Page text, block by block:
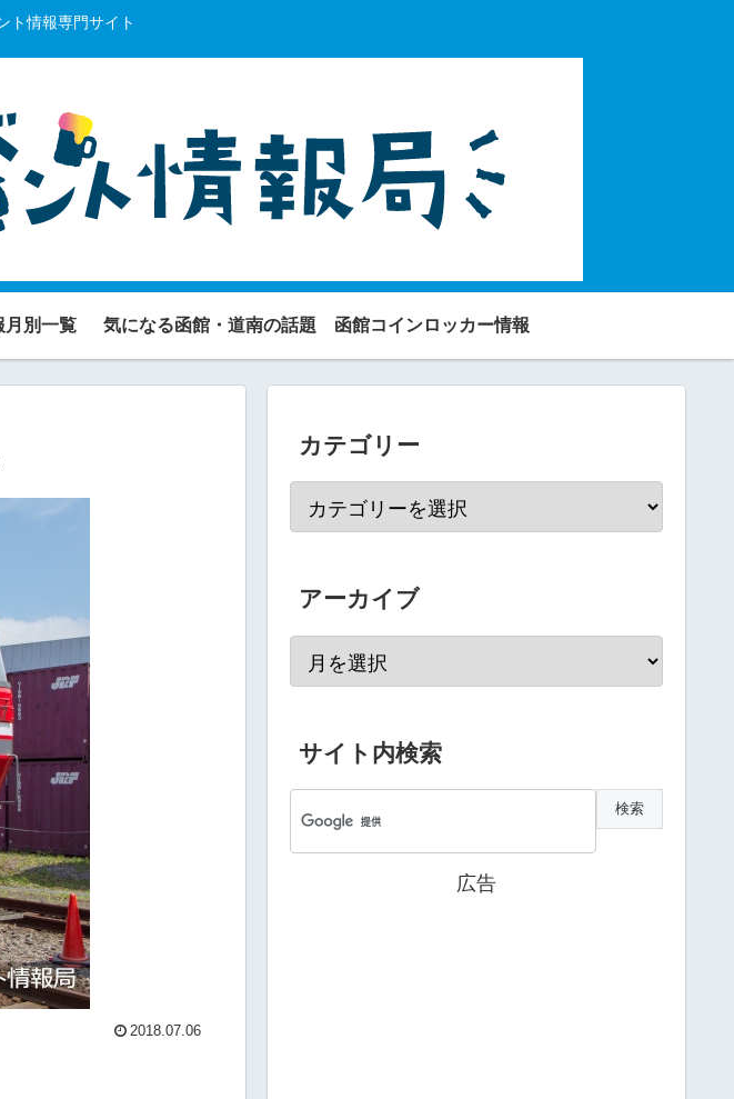
ト情報専門サイト
月別一覧 気になる函館・道南の話題 函館コインロッカー情報
2018.07.06
カテゴリー
アーカイブ
サイト内検索
広告